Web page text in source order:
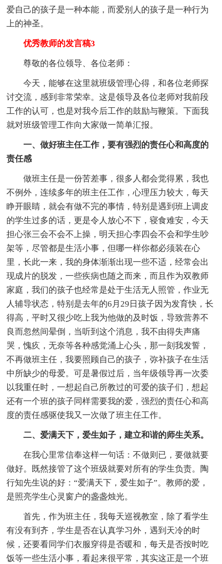
爱自己的孩子是一种本能，而爱别人的孩子是一种行为
上的神圣。
优秀教师的发言稿3
尊敬的各位领导、各位老师：
今天，能够在这里就班级管理心得，和各位老师探
讨交流，感到非常荣幸。这是领导及各位老师对我前段
工作的认可，也是对我今后工作的鼓励与鞭策。下面我
就对班级管理工作向大家做一简单汇报。
一、做好班主任工作，要有强烈的责任心和高度的
责任感
做班主任是一份苦差事，很多人都会觉得累，我也
不例外，连续多年的班主任工作，心理压力较大，每天
睁开眼睛，就会有做不完的事情，特别是遇到班上调皮
的学生过多的话，更是令人放心不下，寝食难安，今天
担心张三会不会不上操，明天担心李四会不会和学生吵
架等，尽管都是生活小事，但哪一样你都必须装在心
里，长此一来，我的身体渐渐出现一些不适，经常会出
现成片的脱发，一些疾病也随之而来，而且作为双教师
家庭，我们的孩子也经常是处于生活无人照管，作业无
人辅导状态，特别是去年的6月29日孩子因为发育快，长
得高，平时又很少吃上我为他做的及时饭，导致营养不
良而忽然间晕倒，当听到这个消息，我不由得失声痛
哭，愧疚，无奈等各种感觉涌上心头，那一刻我发誓，
不再做班主任，我要照顾自己的孩子，弥补孩子在生活
中所缺少的母爱。可是暑假过后，当年级领导再一次委
以我重任时，一想起自己所教过的可爱的孩子们，想起
还有一个班的孩子同样需要我的爱，强烈的责任心和高
度的责任感驱使我又一次做了班主任工作。
二、爱满天下，爱生如子，建立和谐的师生关系。
在我心里常信奉这样一句话：不做则已，要做就要
做好。既然接管了这个班级就要对所有的学生负责。陶
行知先生说的好：“爱满天下，爱生如子”。教师的爱，
是照亮学生心灵窗户的盏盏烛光。
首先，作为班主任，我每天巡视教室，除了看学生
有没有到齐，学生是否在认真学习外，遇到天冷的时
候，还要看同学们衣服穿得是否暖和，每天是否按时吃
饭等一些生活小事，看起来很平常，其实这正是一个班